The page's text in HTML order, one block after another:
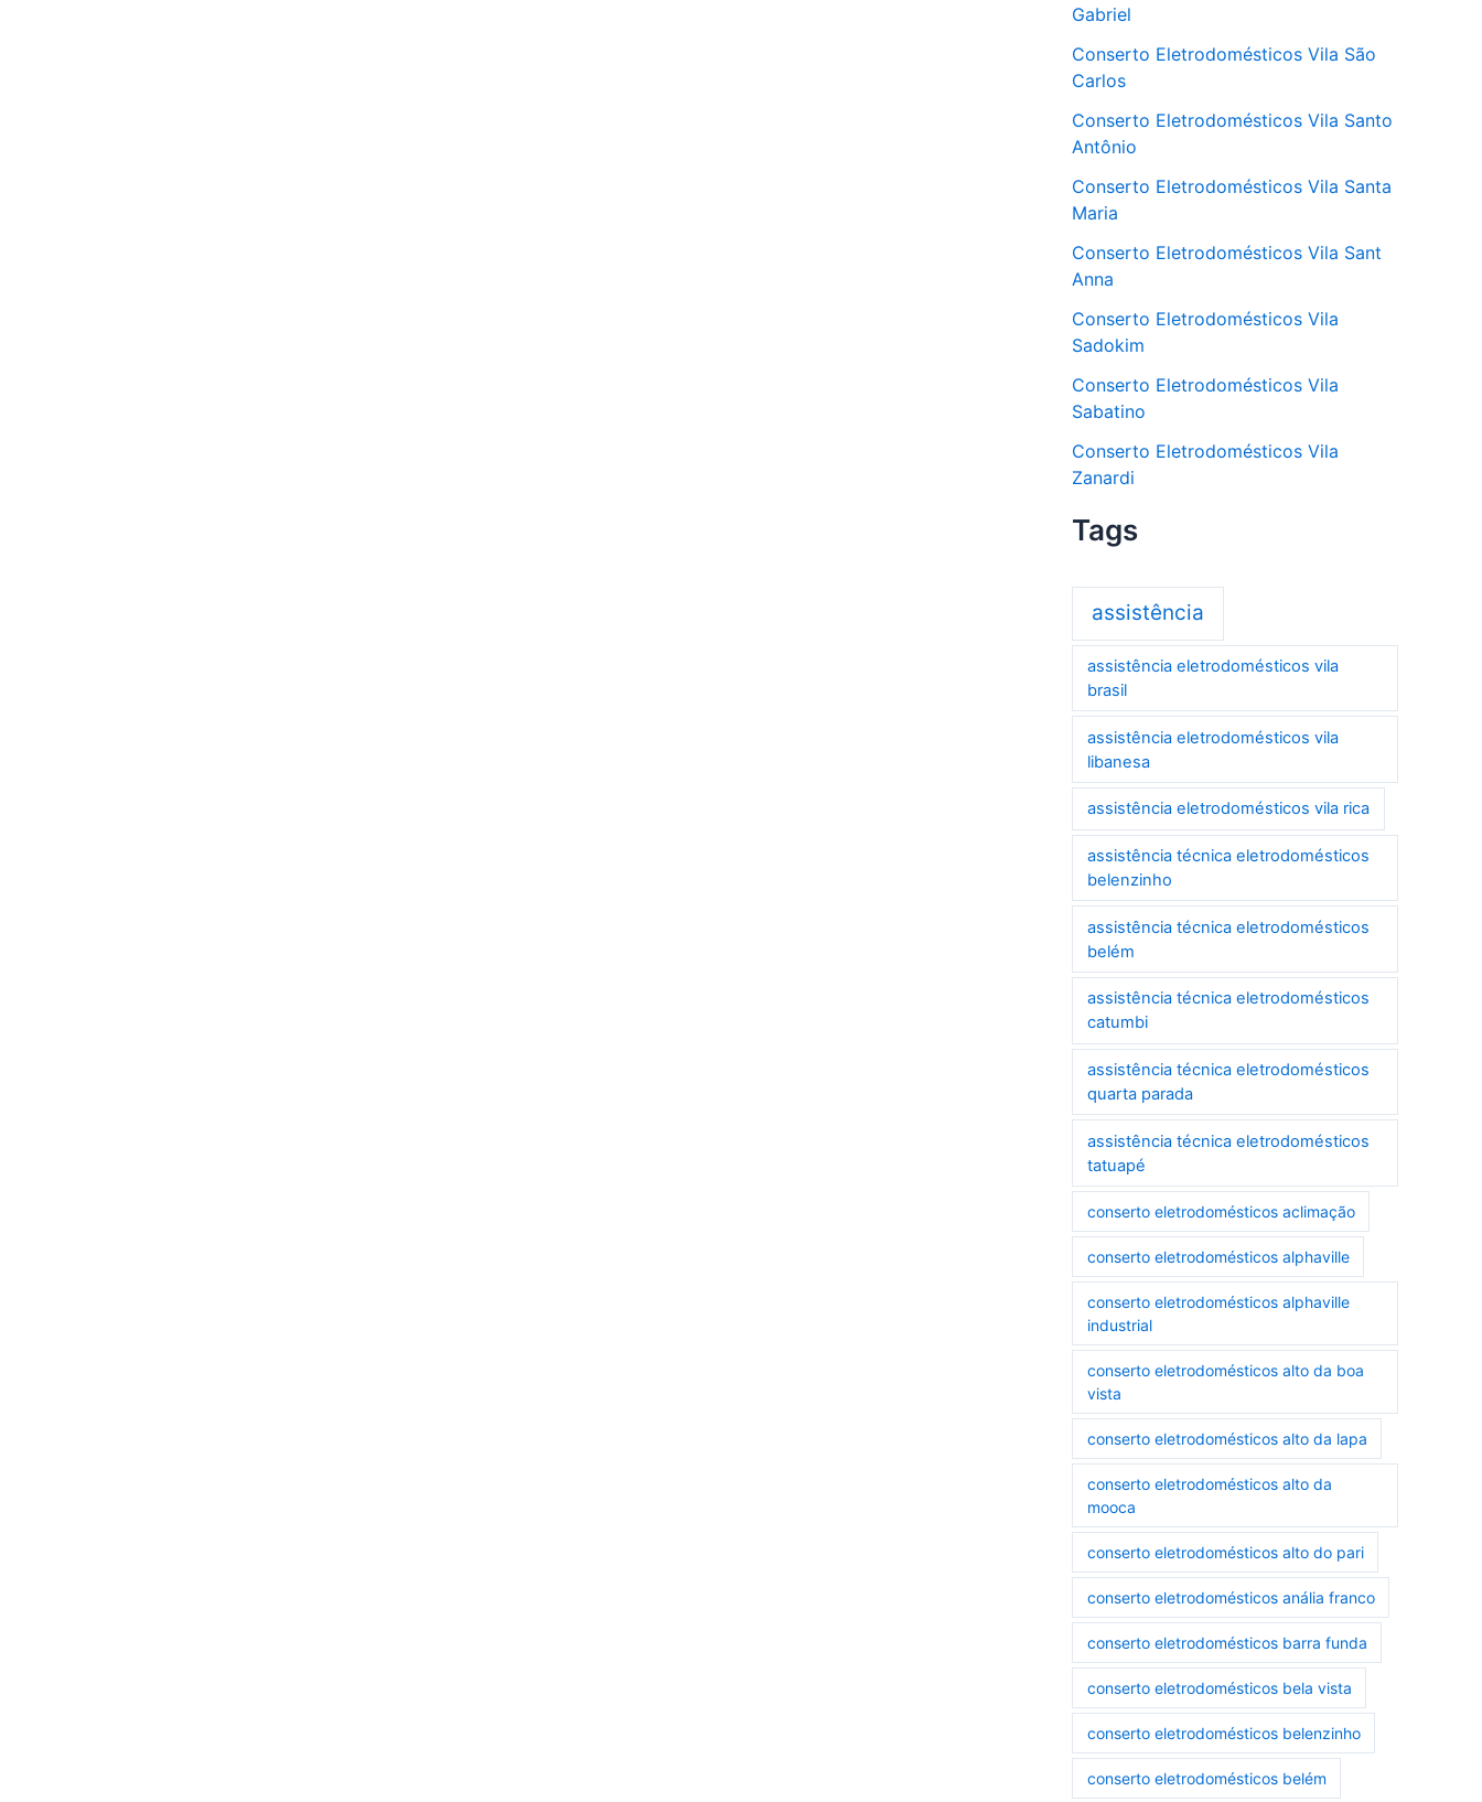
Gabriel
Conserto Eletrodomésticos Vila São
Carlos
Conserto Eletrodomésticos Vila Santo
Antônio
Conserto Eletrodomésticos Vila Santa
Maria
Conserto Eletrodomésticos Vila Sant
Anna
Conserto Eletrodomésticos Vila
Sadokim
Conserto Eletrodomésticos Vila
Sabatino
Conserto Eletrodomésticos Vila
Zanardi
Tags
assistência
assistência eletrodomésticos vila
brasil
assistência eletrodomésticos vila
libanesa
assistência eletrodomésticos vila rica
assistência técnica eletrodomésticos
belenzinho
assistência técnica eletrodomésticos
belém
assistência técnica eletrodomésticos
catumbi
assistência técnica eletrodomésticos
quarta parada
assistência técnica eletrodomésticos
tatuapé
conserto eletrodomésticos aclimação
conserto eletrodomésticos alphaville
conserto eletrodomésticos alphaville
industrial
conserto eletrodomésticos alto da boa
vista
conserto eletrodomésticos alto da lapa
conserto eletrodomésticos alto da
mooca
conserto eletrodomésticos alto do pari
conserto eletrodomésticos anália franco
conserto eletrodomésticos barra funda
conserto eletrodomésticos bela vista
conserto eletrodomésticos belenzinho
conserto eletrodomésticos belém